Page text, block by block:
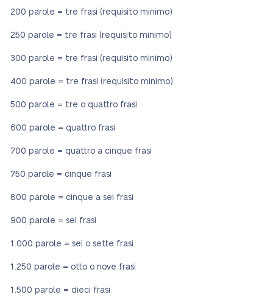
200 parole = tre frasi (requisito minimo)
250 parole = tre frasi (requisito minimo)
300 parole = tre frasi (requisito minimo)
400 parole = tre frasi (requisito minimo)
500 parole = tre o quattro frasi
600 parole = quattro frasi
700 parole = quattro a cinque frasi
750 parole = cinque frasi
800 parole = cinque a sei frasi
900 parole = sei frasi
1.000 parole = sei o sette frasi
1.250 parole = otto o nove frasi
1.500 parole = dieci frasi